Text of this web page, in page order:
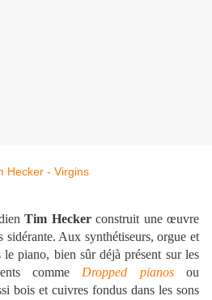
Tim Heckerconstruit une œuvre
sidérante. Aux synthétiseurs, orgue et
piano, bien sûr déjà présent sur les
comme Dropped pianosou
bois et cuivres fondus dans les sons